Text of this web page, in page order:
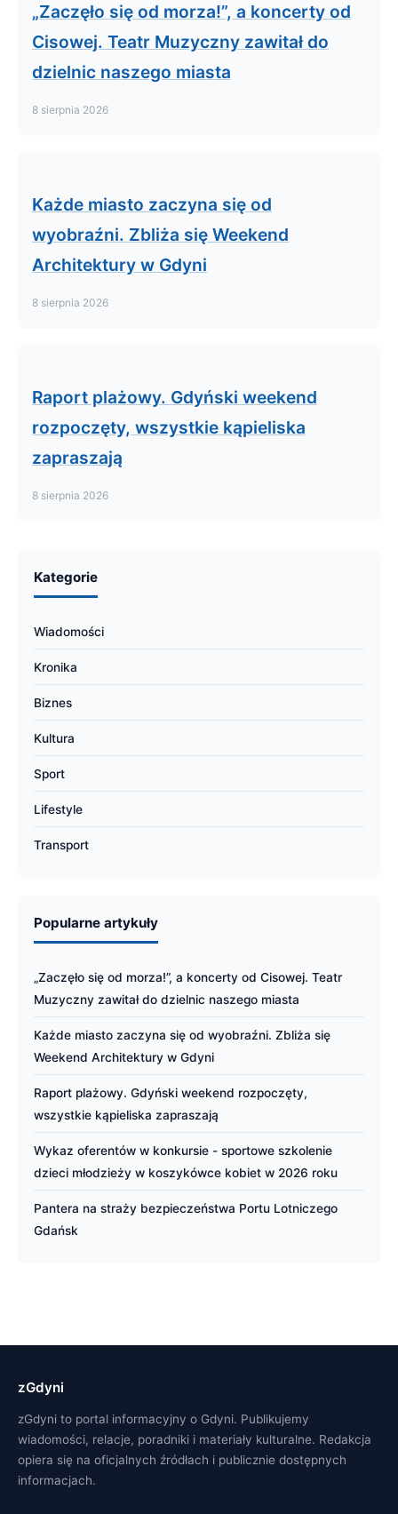
„Zaczęło się od morza!”, a koncerty od
Cisowej. Teatr Muzyczny zawitał do
dzielnic naszego miasta
8 sierpnia 2026
Każde miasto zaczyna się od
wyobraźni. Zbliża się Weekend
Architektury w Gdyni
8 sierpnia 2026
Raport plażowy. Gdyński weekend
rozpoczęty, wszystkie kąpieliska
zapraszają
8 sierpnia 2026
Kategorie
Wiadomości
Kronika
Biznes
Kultura
Sport
Lifestyle
Transport
Popularne artykuły
„Zaczęło się od morza!”, a koncerty od Cisowej. Teatr
Muzyczny zawitał do dzielnic naszego miasta
Każde miasto zaczyna się od wyobraźni. Zbliża się
Weekend Architektury w Gdyni
Raport plażowy. Gdyński weekend rozpoczęty,
wszystkie kąpieliska zapraszają
Wykaz oferentów w konkursie - sportowe szkolenie
dzieci młodzieży w koszykówce kobiet w 2026 roku
Pantera na straży bezpieczeństwa Portu Lotniczego
Gdańsk
zGdyni
zGdyni to portal informacyjny o Gdyni. Publikujemy
wiadomości, relacje, poradniki i materiały kulturalne. Redakcja
opiera się na oficjalnych źródłach i publicznie dostępnych
informacjach.